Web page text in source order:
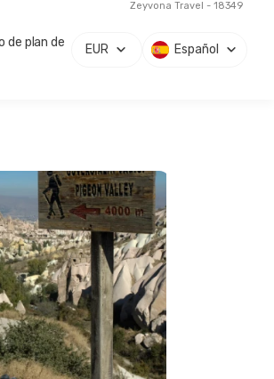
Zeyvona Travel - 18349
de plan de
EUR Español